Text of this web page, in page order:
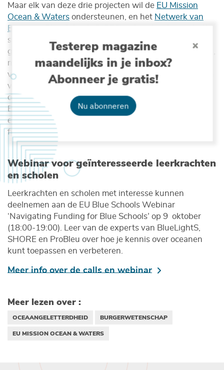
Testerep magazine
maandelijks in je inbox?
Abonneer je gratis!
Nu abonneren
Maar elk van deze drie projecten wil de EU Mission
Ocean & Waters ondersteunen, en het Netwerk van
Europese Blue Schools (NEBS)
scholen die een aanvraag indienen moeten in principe
gecertificeerde Blue Schools zijn (cf. aparte procedure),
maar elke financieringsregeling heeft zijn eigen
voorwaarden voor scholen die nog geen deel uitmaken
van NEBS. Alle scholen die uiteindelijk financiering
ontvangen, worden automatisch geaccrediteerd als
Blue School. Deze accreditatie verbindt scholen met
een schat aan bronnen, informatie en extra
financieringsmogelijkheden.
Webinar voor geïnteresseerde leerkrachten
en scholen
Leerkrachten en scholen met interesse kunnen
deelnemen aan de EU Blue Schools Webinar
‘Navigating Funding for Blue Schools’ op 9 oktober
(18:00-19:00). Leer van de experts van BlueLightS,
SHORE en ProBleu over hoe je kennis over oceanen
kunt toepassen en verbeteren.
Meer info over de calls en webinar
Meer lezen over :
OCEAANGELETTERDHEID
BURGERWETENSCHAP
EU MISSION OCEAN & WATERS